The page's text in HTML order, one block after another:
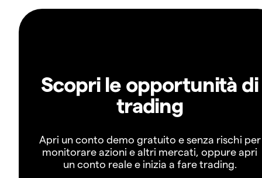
Scopri le opportunità di
trading
Apri un conto demo gratuito e senza rischi per
monitorare azioni e altri mercati, oppure apri
un conto reale e inizia a fare trading.